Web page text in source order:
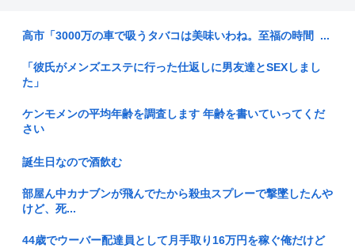
ローニ「...
変装着...
交渉って
身」...
高市「3000万の車で吸うタバコは美味いわね。至福の時間 ‍ ...
「彼氏がメンズエステに行った仕返しに男友達とSEXしまし
た」
ケンモメンの平均年齢を調査します 年齢を書いていってくだ
さい
誕生日なので酒飲む
部屋ん中カナブンが飛んでたから殺虫スプレーで撃墜したんや
けど、死...
44歳でウーバー配達員として月手取り16万円を稼ぐ俺だけど